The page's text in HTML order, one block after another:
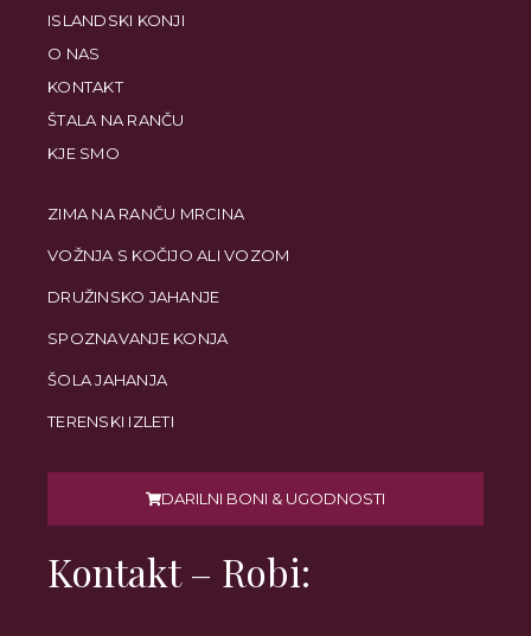
ISLANDSKI KONJI
O NAS
KONTAKT
ŠTALA NA RANČU
KJE SMO
ZIMA NA RANČU MRCINA
VOŽNJA S KOČIJO ALI VOZOM
DRUŽINSKO JAHANJE
SPOZNAVANJE KONJA
ŠOLA JAHANJA
TERENSKI IZLETI
DARILNI BONI & UGODNOSTI
Kontakt – Robi: